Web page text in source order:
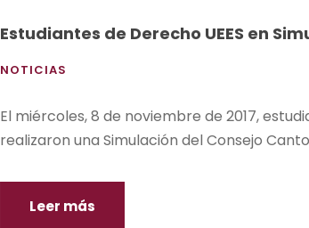
Estudiantes de Derecho UEES en
NOTICIAS
El miércoles, 8 de noviembre de 2017,
realizaron una Simulación del Consejo
Leer más